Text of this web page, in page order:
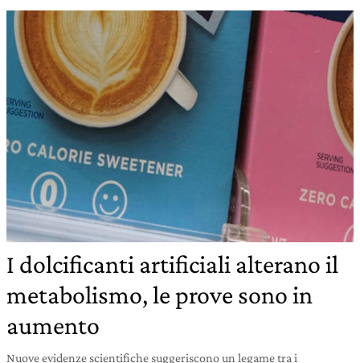
I dolcificanti artificiali alterano il
metabolismo, le prove sono in
aumento
Nuove evidenze scientifiche suggeriscono un legame tra i